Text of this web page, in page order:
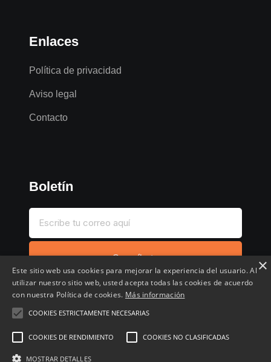
Enlaces
Política de privacidad
Aviso legal
Contacto
Boletín
Suscríbete
Inicio Compartir chollo Destacados
Cronológico
Comentados
×
Este sitio web usa cookies para mejorar la experiencia del usuario. Al
utilizar nuestro sitio web, usted acepta todas las cookies de acuerdo
con nuestra Política de cookies. Más información
COOKIES ESTRICTAMENTE NECESARIAS
COOKIES DE RENDIMIENTO COOKIES NO CLASIFICADAS
MOSTRAR DETALLES